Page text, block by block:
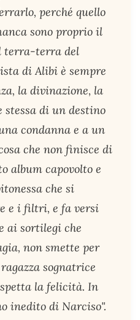
perché quello
sono proprio il
terra-terra del
di Alibi è sempre
la divinazione, la
stessa di un destino
condanna e a un
che non finisce di
album capovolto e
che si
e i filtri, e fa versi
ai sortilegi che
non smette per
sognatrice
la felicità. In
inedito di Narciso".